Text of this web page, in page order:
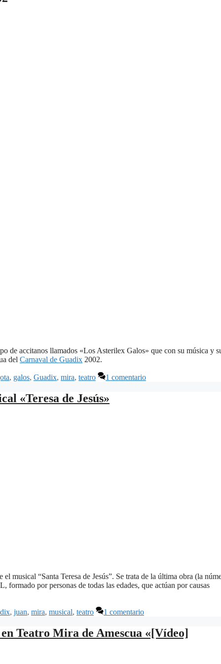
de accitanos llamados «Los Asterilex Galos» que con su música y
del Carnaval de Guadix 2002.
, galos, Guadix, mira, teatro 1 comentario
«Teresa de Jesús»
musical “Santa Teresa de Jesús”. Se trata de la última obra (la
por personas de todas las edades, que actúan por causas
, juan, mira, musical, teatro 1 comentario
Teatro Mira de Amescua «[Vídeo]